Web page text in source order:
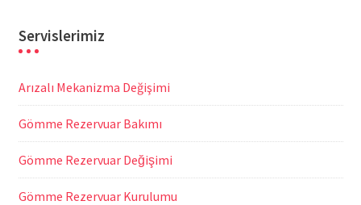
Servislerimiz
Arızalı Mekanizma Değişimi
Gömme Rezervuar Bakımı
Gömme Rezervuar Değişimi
Gömme Rezervuar Kurulumu